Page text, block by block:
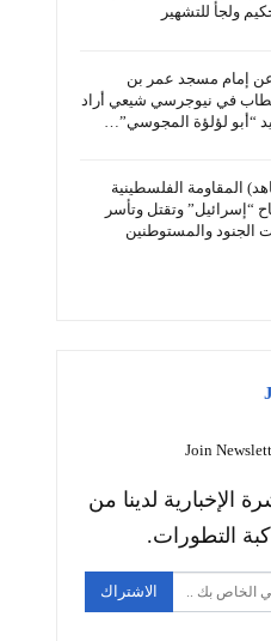
ولجأ للتشهير
إمام مسجد عمر بن
في نيوجرسي شيعي أراد
“أبو لؤلؤة المجوسي”…
المقاومة الفلسطينية
“إسرائيل” وتقتل وتأسر
الجنود والمستوطنين
الإخبارية لدينا من
التطورات.
الاشتراك